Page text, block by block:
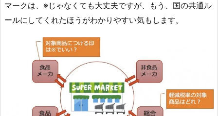
マークは、※じゃなくても大丈夫ですが、もう、国の共通ル
ールにしてくれたほうがわかりやすい気もします。